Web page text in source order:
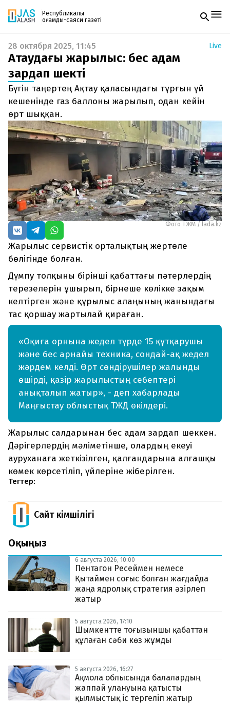
Республикалық
қоғамдық-саяси газеті
Жаңалықтар
Спорт
Live
Руханият
Аймақ
Архив
Заң және тәртіп
Редакциямен байланыс
+7 708 604 51 06
Жарнама бөлімі
+7 701 220 64 52
Пошта
zhasalash100@gmail.com
Газетке жазылу
PDF форматтағы газетті ай сайын электронды
поштаңызға алып отырыңыз. Жаңа нөмір
шыққан сәтте сізге бірден жіберіледі. Тек email
енгізіңіз, біз қалғанын өзіміз жібереміз.
28 октября 2025, 11:45 Live
Ақтаудағы жарылыс: бес адам
зардап шекті
Бүгін таңертең Ақтау қаласындағы тұрғын үй
кешенінде газ баллоны жарылып, одан кейін
өрт шыққан.
Фото ТЖМ / lada.kz
Жарылыс сервистік орталықтың жертөле
бөлігінде болған.
Дүмпу толқыны бірінші қабаттағы пәтерлердің
терезелерін ұшырып, бірнеше көлікке зақым
келтірген және құрылыс алаңының жанындағы
тас қоршау жартылай қираған.
«Оқиға орнына жедел түрде 15 құтқарушы
және бес арнайы техника, сондай-ақ жедел
жәрдем келді. Өрт сөндірушілер жалынды
өшірді, қазір жарылыстың себептері
анықталып жатыр», - деп хабарлады
Маңғыстау облыстық ТЖД өкілдері.
Жарылыс салдарынан бес адам зардап шеккен.
Дәрігерлердің мәліметінше, олардың екеуі
ауруханаға жеткізілген, қалғандарына алғашқы
көмек көрсетіліп, үйлеріне жіберілген.
Тегтер:
Сайт Әкімшілігі
Оқыңыз
6 августа 2026, 10:00
Пентагон Ресеймен немесе
Қытаймен соғыс болған жағдайда
жаңа ядролық стратегия әзірлеп
жатыр
5 августа 2026, 17:10
Шымкентте тоғызыншы қабаттан
құлаған сәби көз жұмды
5 августа 2026, 16:27
Ақмола облысында балалардың
жаппай улануына қатысты
қылмыстық іс тергеліп жатыр